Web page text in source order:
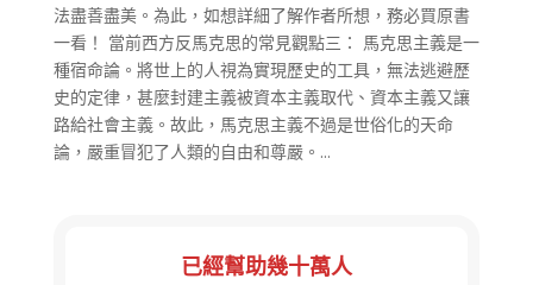
法盡善盡美。為此，如想詳細了解作者所想，務必買原書
一看！ 當前西方反馬克思的常見觀點三： 馬克思主義是一
種宿命論。將世上的人視為實現歷史的工具，無法逃避歷
史的定律，甚麼封建主義被資本主義取代、資本主義又讓
路給社會主義。故此，馬克思主義不過是世俗化的天命
論，嚴重冒犯了人類的自由和尊嚴。...
已經幫助幾十萬人